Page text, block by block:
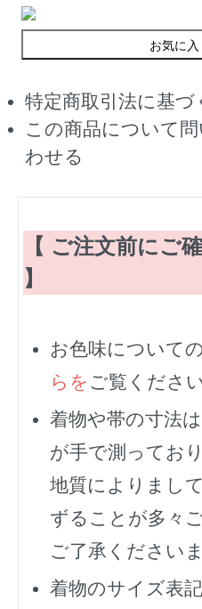
お気に
特定商取引法に基づ
この商品について問
わせる
【 ご注文前にご
】
お色味について
らを ご覧くださ
着物や帯の寸法
が手で測ってお
地質によりまし
ずることが多々
ご了承くださいま
着物のサイズ表